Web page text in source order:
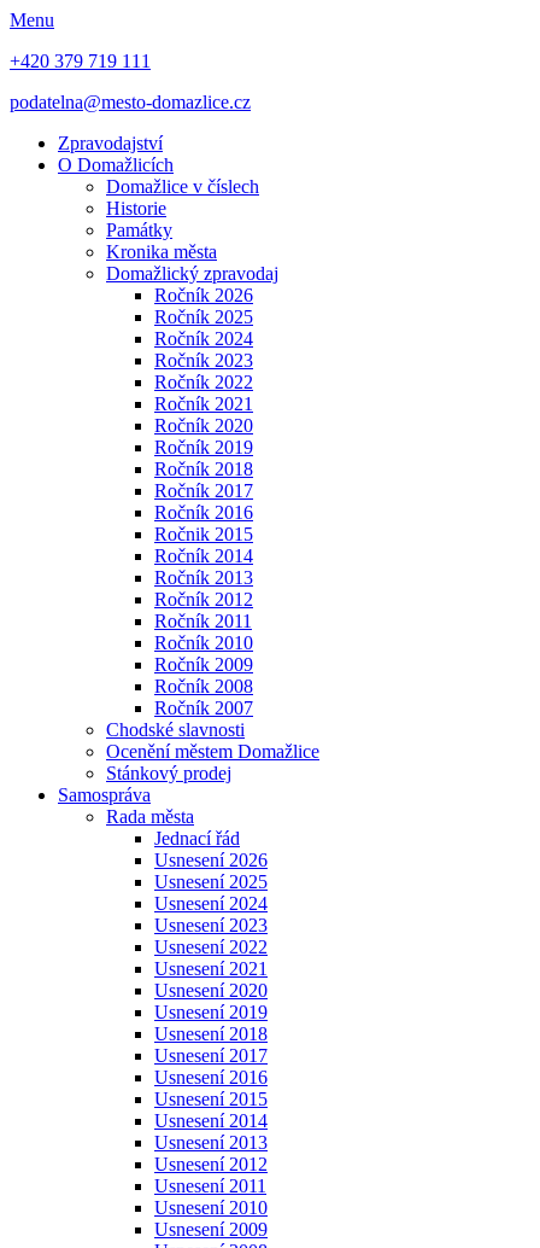
Menu
+420 379 719 111
podatelna@mesto-domazlice.cz
Zpravodajství
O Domažlicích
Domažlice v číslech
Historie
Památky
Kronika města
Domažlický zpravodaj
Ročník 2026
Ročník 2025
Ročník 2024
Ročník 2023
Ročník 2022
Ročník 2021
Ročník 2020
Ročník 2019
Ročník 2018
Ročník 2017
Ročník 2016
Ročnik 2015
Ročník 2014
Ročník 2013
Ročník 2012
Ročník 2011
Ročník 2010
Ročník 2009
Ročník 2008
Ročník 2007
Chodské slavnosti
Ocenění městem Domažlice
Stánkový prodej
Samospráva
Rada města
Jednací řád
Usnesení 2026
Usnesení 2025
Usnesení 2024
Usnesení 2023
Usnesení 2022
Usnesení 2021
Usnesení 2020
Usnesení 2019
Usnesení 2018
Usnesení 2017
Usnesení 2016
Usnesení 2015
Usnesení 2014
Usnesení 2013
Usnesení 2012
Usnesení 2011
Usnesení 2010
Usnesení 2009